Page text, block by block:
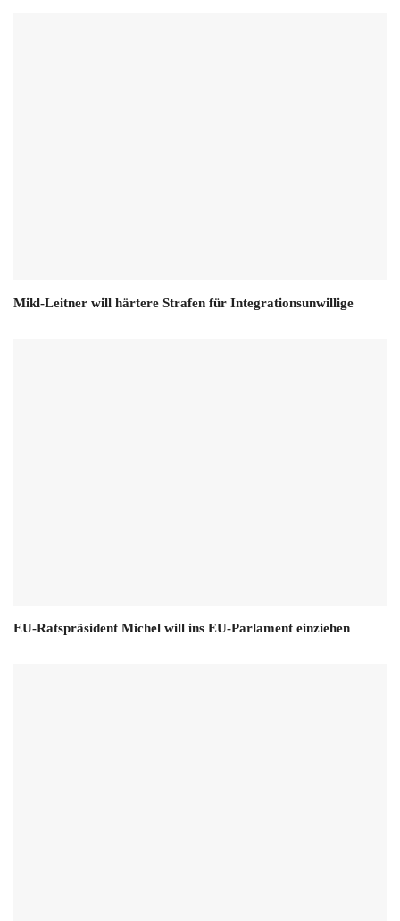
Mikl-Leitner will härtere Strafen für Integrationsunwillige
EU-Ratspräsident Michel will ins EU-Parlament einziehen